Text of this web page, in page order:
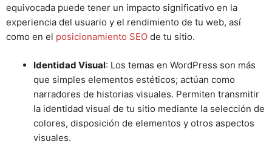
equivocada puede tener un impacto significativo en la
experiencia del usuario y el rendimiento de tu web, así
como en el posicionamiento SEO de tu sitio.
Identidad Visual: Los temas en WordPress son más
que simples elementos estéticos; actúan como
narradores de historias visuales. Permiten transmitir
la identidad visual de tu sitio mediante la selección de
colores, disposición de elementos y otros aspectos
visuales.